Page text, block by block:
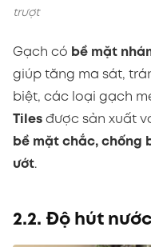
trượt
Gạch có bề mặt
giúp tăng ma sát,
biệt, các loại gạch
Tiles được sản xuất
bề mặt chắc, chống
ướt.
2.2. Độ hút